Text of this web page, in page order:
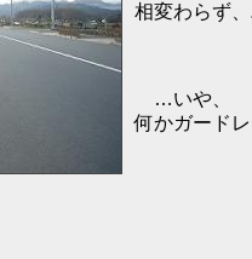
相変わらず
…いや、
何かガード